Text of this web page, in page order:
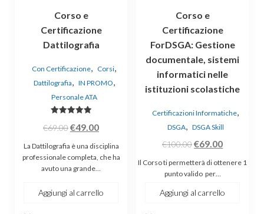
Corso e
Certificazione
Dattilografia
Con Certificazione, Corsi,
Dattilografia, IN PROMO,
Personale ATA
5.00
€69.00Il
prezzo
originale
era:
€49.00Il
prezzo
attuale
è:
La Dattilografia è una disciplina
professionale completa, che ha
avuto una grande…
Aggiungi al carrello
Corso e
Certificazione
ForDSGA: Gestione
documentale, sistemi
informatici nelle
istituzioni scolastiche
Certificazioni Informatiche,
DSGA, DSGA Skill
€100.00Il
prezzo
originale
era:
€69.00Il
prezzo
Il Corso ti permetterà di ottenere 1
punto valido per…
Aggiungi al carrello